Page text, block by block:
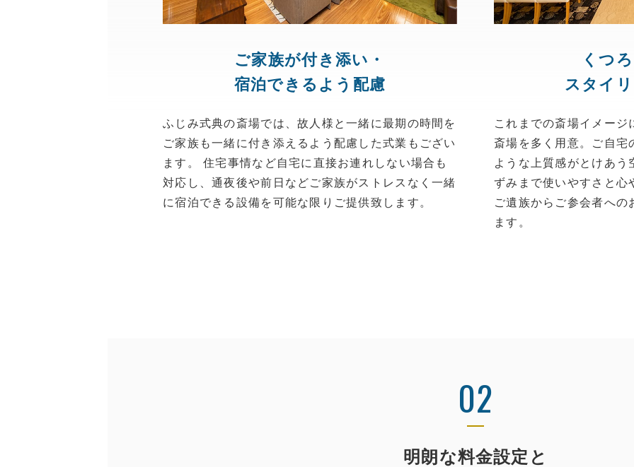
ご家族が付き添い・
宿泊できるよう配慮
ふじみ式典の斎場では、故人様と一緒に最期の時間を
ご家族も一緒に付き添えるよう配慮した式業もござい
ます。 住宅事情など自宅に直接お連れしない場合も
対応し、通夜後や前日などご家族がストレスなく一緒
に宿泊できる設備を可能な限りご提供致します。
くつ
スタイ
これまでの斎場イメー
斎場を多く用意。ご自宅
ような上質感がとけあ
ずみまで使いやすさと心
ご遺族からご参会者へ
ます。
02
明朗な料金設定と